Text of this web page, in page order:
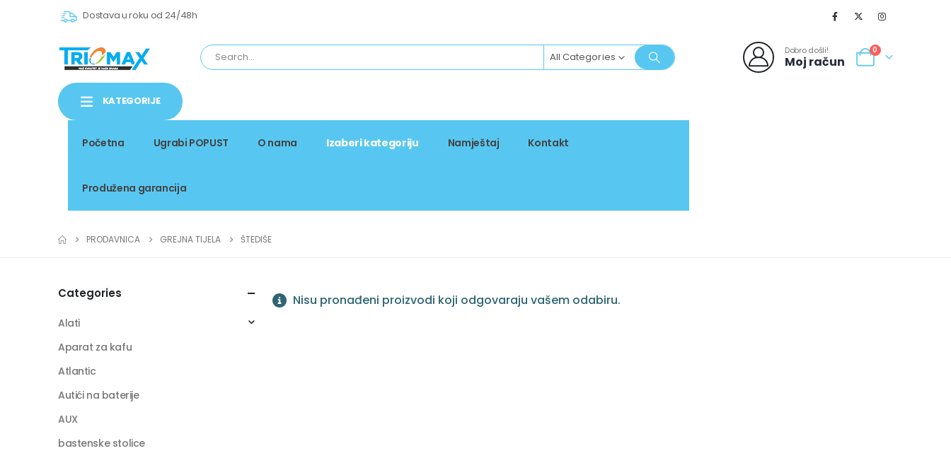
Dostava u roku od 24/48h
All Categories Dobro došli!
Moj račun
0
KATEGORIJE
Početna Ugrabi POPUST O nama Izaberi kategoriju Namještaj Kontakt
Produžena garancija
PRODAVNICA GREJNA TIJELA ŠTEDIŠE
Nisu pronađeni proizvodi koji odgovaraju vašem odabiru.
Categories
Alati
Aparat za kafu
Atlantic
Autići na baterije
AUX
bastenske stolice